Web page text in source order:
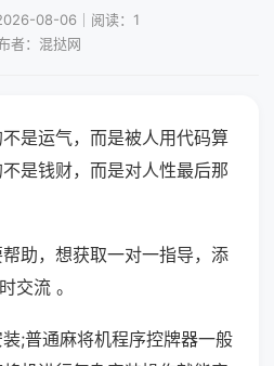
08-06｜阅读：1
者：混挞网
是运气，而是被人用代码算
是钱财，而是对人性最后那
助，想获取一对一指导，添
交流 。
;普通麻将机程序控牌器一般